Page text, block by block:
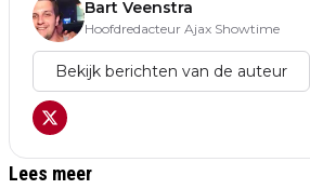
Bart Veenstra
Hoofdredacteur Ajax Showtime
Bekijk berichten van de auteur
Lees meer